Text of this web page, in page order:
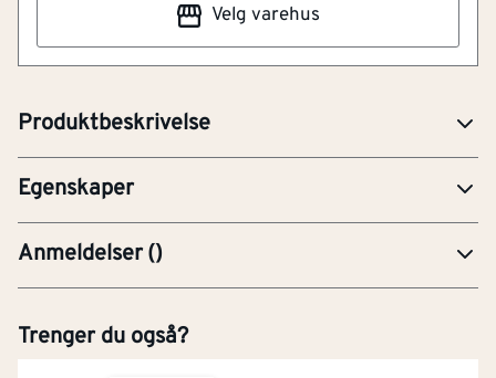
Velg varehus
Produktbeskrivelse
verktøylommen. Det laserskårne bladet er laget av
rustfritt stål, og anslaget er i sertifisert anodisert
Egenskaper
Anmeldelser()
Trenger du også?